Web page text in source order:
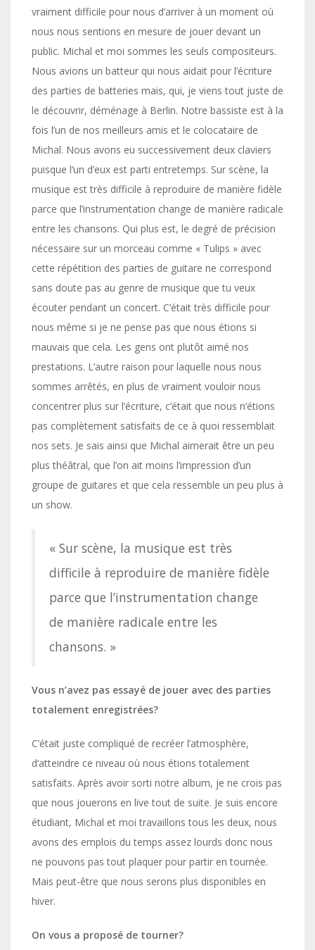
vraiment difficile pour nous d’arriver à un moment où
nous nous sentions en mesure de jouer devant un
public. Michal et moi sommes les seuls compositeurs.
Nous avions un batteur qui nous aidait pour l’écriture
des parties de batteries mais, qui, je viens tout juste de
le découvrir, déménage à Berlin. Notre bassiste est à la
fois l’un de nos meilleurs amis et le colocataire de
Michal. Nous avons eu successivement deux claviers
puisque l’un d’eux est parti entretemps. Sur scène, la
musique est très difficile à reproduire de manière fidèle
parce que l’instrumentation change de manière radicale
entre les chansons. Qui plus est, le degré de précision
nécessaire sur un morceau comme « Tulips » avec
cette répétition des parties de guitare ne correspond
sans doute pas au genre de musique que tu veux
écouter pendant un concert. C’était très difficile pour
nous même si je ne pense pas que nous étions si
mauvais que cela. Les gens ont plutôt aimé nos
prestations. L’autre raison pour laquelle nous nous
sommes arrêtés, en plus de vraiment vouloir nous
concentrer plus sur l’écriture, c’était que nous n’étions
pas complètement satisfaits de ce à quoi ressemblait
nos sets. Je sais ainsi que Michal aimerait être un peu
plus théâtral, que l’on ait moins l’impression d’un
groupe de guitares et que cela ressemble un peu plus à
un show.
« Sur scène, la musique est très
difficile à reproduire de manière fidèle
parce que l’instrumentation change
de manière radicale entre les
chansons. »
Vous n’avez pas essayé de jouer avec des parties
totalement enregistrées?
C’était juste compliqué de recréer l’atmosphère,
d’atteindre ce niveau où nous étions totalement
satisfaits. Après avoir sorti notre album, je ne crois pas
que nous jouerons en live tout de suite. Je suis encore
étudiant, Michal et moi travaillons tous les deux, nous
avons des emplois du temps assez lourds donc nous
ne pouvons pas tout plaquer pour partir en tournée.
Mais peut-être que nous serons plus disponibles en
hiver.
On vous a proposé de tourner?